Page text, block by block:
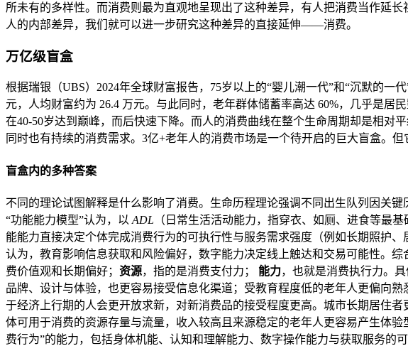
所未有的多样性。而消费则最为直观地呈现出了这种差异，有人把消费当作延
人的内部差异，我们就可以进一步研究这种差异的直接延伸——消费。
万亿级盲盒
根据瑞银（UBS）2024年全球财富报告，75岁以上的“婴儿潮一代”和“沉默的一
元，人均财富约为 26.4 万元。与此同时，老年群体储蓄率高达 60%，几乎是
在40-50岁达到巅峰，而后快速下降。而人的消费曲线在整个生命周期却是相对
同时也有持续的消费需求。3亿+老年人的消费市场是一个待开启的巨大盲盒。
盲盒内的多种答案
不同的理论试图解释是什么影响了消费。生命历程理论强调不同出生队列因关
“功能能力模型”认为，以 ADL （日常生活活动能力，指穿衣、如厕、进食等最基
能能力直接决定个体完成消费行为的可执行性与服务需求强度（例如长期照护
认为，教育影响信息获取和风险偏好，数字能力决定线上触达和交易可能性。
费价值观和长期偏好； 资源，指的是消费支付力； 能力，也就是消费执行力。
品牌、设计与体验，也更容易接受信息化渠道；受教育程度低的老年人更偏向
于经济上行期的人会更开放求新，对新消费品的接受程度更高。城市长期居住
体可用于消费的资源存量与流量，收入较高且来源稳定的老年人更容易产生体
费行为”的能力，包括身体机能、认知和理解能力、数字操作能力与获取服务